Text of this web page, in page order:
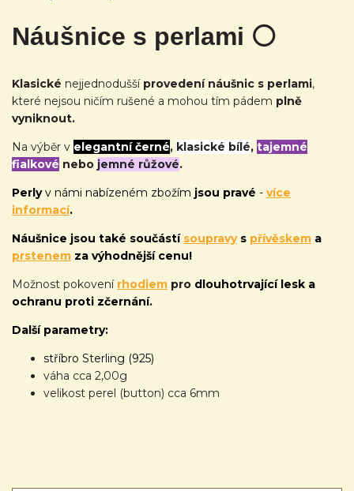
Náušnice s perlami ⚪
Klasické nejjednodušší provedení náušnic s perlami,
které nejsou ničím rušené a mohou tím pádem plně
vyniknout.
Na výběr v elegantní černé, klasické bílé, tajemné
fialkové nebo jemné růžové.
Perlyv námi nabízeném zbožím jsou pravé - více
informací.
Náušnice jsou také součástí soupravys přívěskem a
prstenem za výhodnější cenu!
Možnost pokovení rhodiem pro dlouhotrvající lesk a
ochranu proti zčernání.
Další parametry:
stříbro Sterling (925)
váha cca 2,00g
velikost perel (button) cca 6mm